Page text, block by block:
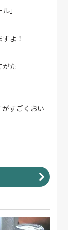
」
よ！
がた
すごくおい